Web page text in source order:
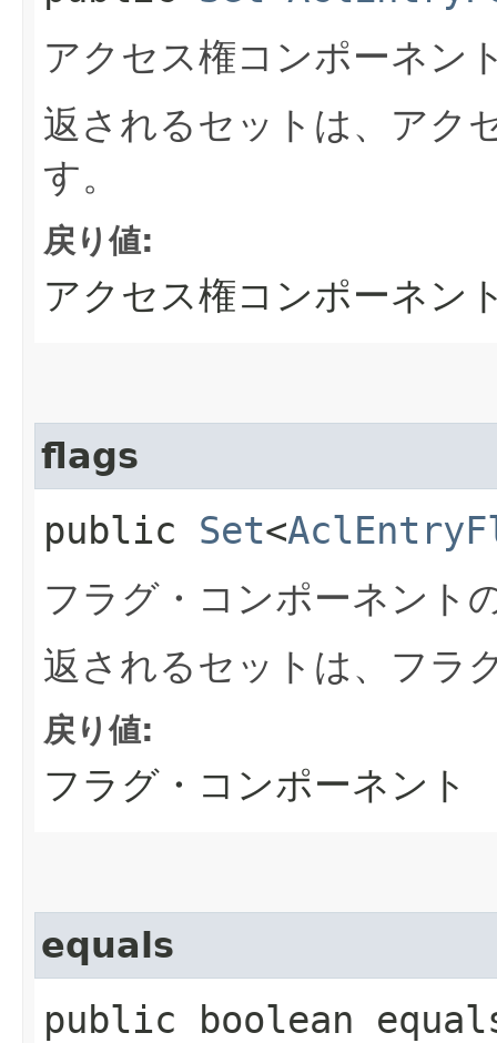
アクセス権コンポーネン
返されるセットは、アク
す。
戻り値:
アクセス権コンポーネン
flags
public Set<
フラグ・コンポーネント
返されるセットは、フラ
戻り値:
フラグ・コンポーネント
equals
public boolean